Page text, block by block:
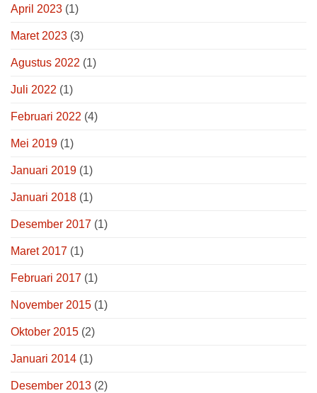
April 2023 (1)
Maret 2023 (3)
Agustus 2022 (1)
Juli 2022 (1)
Februari 2022 (4)
Mei 2019 (1)
Januari 2019 (1)
Januari 2018 (1)
Desember 2017 (1)
Maret 2017 (1)
Februari 2017 (1)
November 2015 (1)
Oktober 2015 (2)
Januari 2014 (1)
Desember 2013 (2)